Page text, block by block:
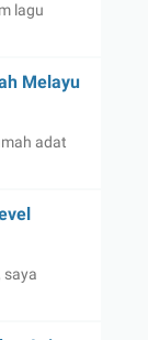
lagu
Melayu
adat
saya